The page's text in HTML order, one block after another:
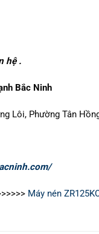
hệ .
Bắc Ninh
Lôi, Phường Tân
Máy nén